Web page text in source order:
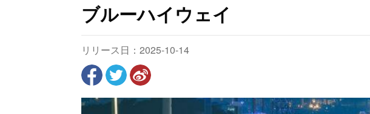
ブルーハイウェイ
リリース日：2025-10-14